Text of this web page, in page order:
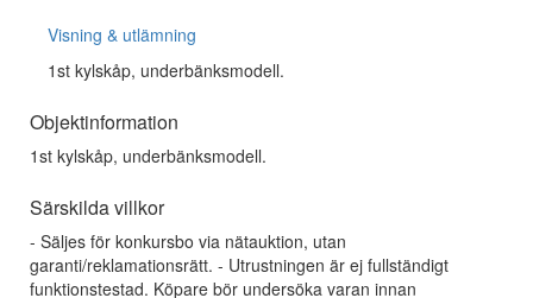
Visning & utlämning
1st kylskåp, underbänksmodell.
Objektinformation
1st kylskåp, underbänksmodell.
Särskilda villkor
- Säljes för konkursbo via nätauktion, utan
garanti/reklamationsrätt. - Utrustningen är ej fullständigt
funktionstestad. Köpare bör undersöka varan innan